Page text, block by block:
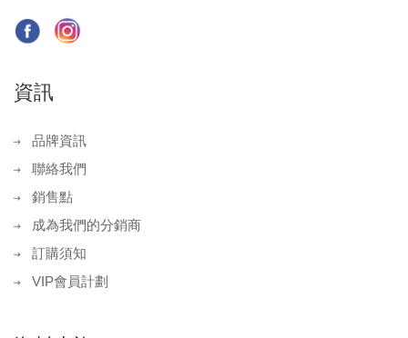
資訊
品牌資訊
聯絡我們
銷售點
成為我們的分銷商
訂購須知
VIP會員計劃